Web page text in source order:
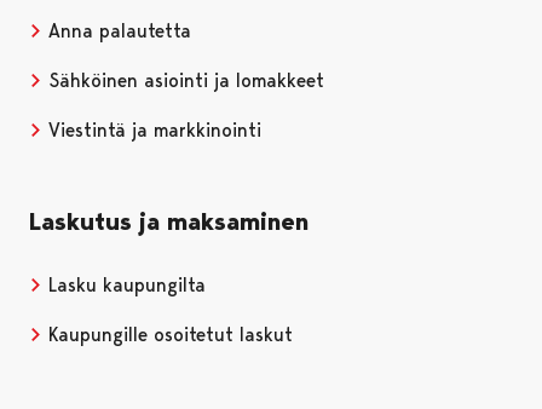
Anna palautetta
Sähköinen asiointi ja lomakkeet
Viestintä ja markkinointi
Laskutus ja maksaminen
Lasku kaupungilta
Kaupungille osoitetut laskut